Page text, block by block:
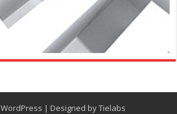
WordPress | Designed byTielabs